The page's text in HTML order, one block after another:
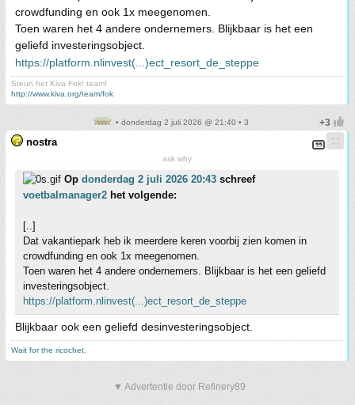
crowdfunding en ook 1x meegenomen.
Toen waren het 4 andere ondernemers. Blijkbaar is het een
geliefd investeringsobject.
https://platform.nlinvest(...)ect_resort_de_steppe
Steun het Kiva Fok! team!
http://www.kiva.org/team/fok
• donderdag 2 juli 2026 @ 21:40 • 3
nostra
ask why
Op donderdag 2 juli 2026 20:43 schreef
voetbalmanager2 het volgende:
[..]
Dat vakantiepark heb ik meerdere keren voorbij zien komen in
crowdfunding en ook 1x meegenomen.
Toen waren het 4 andere ondernemers. Blijkbaar is het een geliefd
investeringsobject.
https://platform.nlinvest(...)ect_resort_de_steppe
Blijkbaar ook een geliefd desinvesteringsobject.
Wait for the ricochet.
▼ Advertentie door Refinery89